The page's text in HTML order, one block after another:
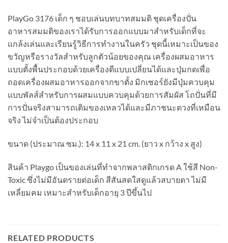
PlayGo 3176 เด็ก ๆ ชอบเล่นบทบาทสมมติ ชุดเครื่องปั่น
อาหารสมมติของเราได้รับการออกแบบมาสำหรับเด็กที่จะ
แกล้งเล่นและเรียนรู้วิธีการทำงานในครัว ชุดนี้เหมาะเป็นของ
ขวัญหรือรางวัลสำหรับลูกตัวน้อยของคุณ เครื่องผสมอาหาร
แบบตั้งพื้นประกอบด้วยเครื่องตีแบบเปลี่ยนได้และปุ่มกดเพื่อ
ถอดเครื่องผสมอาหารออกจากขาตั้ง มิกเซอร์ยังมีปุ่มควบคุม
แบบพัลส์สำหรับการผสมแบบควบคุมด้วยการสัมผัส โถปั่นที่มี
การปั่นจริงสามารถเติมของเหลวได้และมีภาชนะตวงที่เหมือน
จริง ไม่จำเป็นต้องประกอบ
ขนาด (ประมาณ ซม.): 14 x 11 x 21 cm. (ยาว x กว้าง x สูง)
สินค้า Playgo เป็นของเล่นที่ทำจากพลาสติกเกรด A ใช้สี Non-
Toxic ซึ่งไม่มีอันตรายต่อเด็ก สีสันสดใสดูแล้วสบายตา ไม่มี
เหลี่ยมคม เหมาะสำหรับเด็กอายุ 3 ปีขึ้นไป
RELATED PRODUCTS